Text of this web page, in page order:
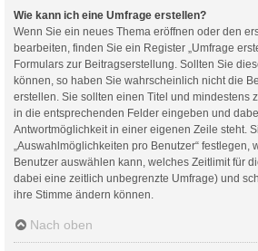
Wie kann ich eine Umfrage erstellen?
Wenn Sie ein neues Thema eröffnen oder den
bearbeiten, finden Sie ein Register „Umfrage
Formulars zur Beitragserstellung. Sollten Sie
können, so haben Sie wahrscheinlich nicht die
erstellen. Sie sollten einen Titel und mindestens
in die entsprechenden Felder eingeben und
Antwortmöglichkeit in einer eigenen Zeile steht.
„Auswahlmöglichkeiten pro Benutzer“ festlegen,
Benutzer auswählen kann, welches Zeitlimit für
dabei eine zeitlich unbegrenzte Umfrage) und
ihre Stimme ändern können.
Nach oben